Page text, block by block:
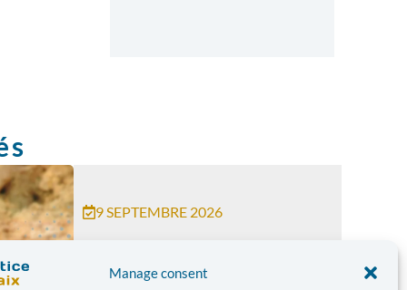
Manage consent
9 SEPTEMBRE 2026
malnutrition & conflits